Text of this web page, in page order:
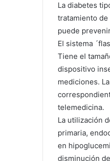
La diabetes
tratamiento
puede
El sistema
Tiene el
dispositivo
mediciones.
telemedicina.
La utilización
primaria,
en
disminución